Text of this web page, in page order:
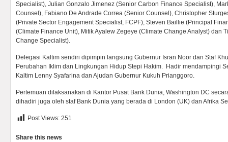
Specialist), Julian Gonzalo Jimenez (Senior Carbon Finance Specialist),
Counsel), Fabiano De Andrade Correa (Senior Counsel), Christopher
(Private Sector Engagement Specialist, FCPF), Steven Baillie (Principal
(Climate Finance Unit), Mitik Ayalew Zegeye (Climate Change Analyst) dan
Change Specialist).
Delegasi Kaltim sendiri dipimpin langsung Gubernur Isran Noor dan Staf
Perubahan Iklim dan Lingkungan Hidup Stepi Hakim. Hadir mendampingi
Kaltim Lenny Syafarina dan Ajudan Gubernur Kukuh Prianggoro.
Pertemuan dilaksanakan di Kantor Pusat Bank Dunia, Washington DC
dihadiri juga oleh staf Bank Dunia yang berada di London (UK) dan Afrika
Post Views: 251
Share this news